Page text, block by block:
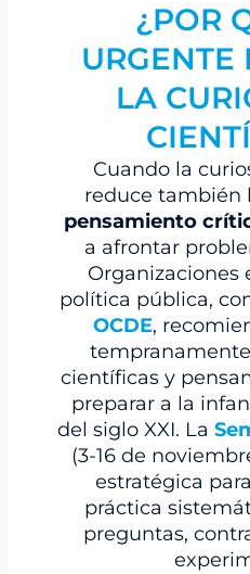
¿POR
URGENTE
LA
Cuando la
reduce también
pensamiento
a afrontar
Organizaciones
política pública,
OCDE,
científicas y
preparar a la
del siglo XXI. La
(3-16 de
estratégica
práctica
preguntas,